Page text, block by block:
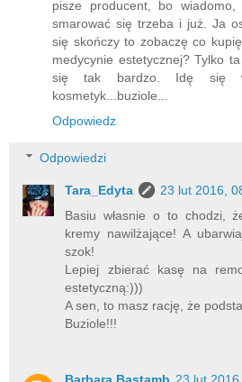
pisze producent, bo
smarować się trzeba i już. Ja
się skończy to zobaczę co
medycynie estetycznej? Tylko
się tak bardzo. Idę się
kosmetyk...buziole...
Odpowiedz
Odpowiedzi
Tara_Edyta
23 lut 2016,
Basiu własnie o to chodzi,
kremy nawilżające! A
szok!
Lepiej zbierać kasę na
estetyczną:)))
A sen, to masz rację, że
Buziole!!!